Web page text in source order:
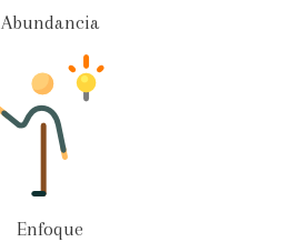
Abundancia
Enfoque